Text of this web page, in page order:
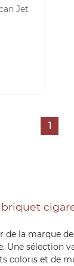
Jet
1
de la marque
Une sélection
coloris et de